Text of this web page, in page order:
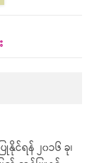
င်ရန် ၂၀၁၆ ခု၊